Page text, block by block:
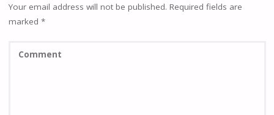
Your email address will not be published. Required fields are
marked *